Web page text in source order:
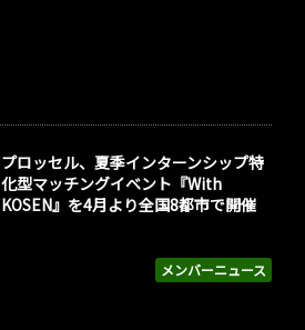
メンバーニュース
プロッセル、夏季インターンシップ特
化型マッチングイベント『With
KOSEN』を4月より全国8都市で開催